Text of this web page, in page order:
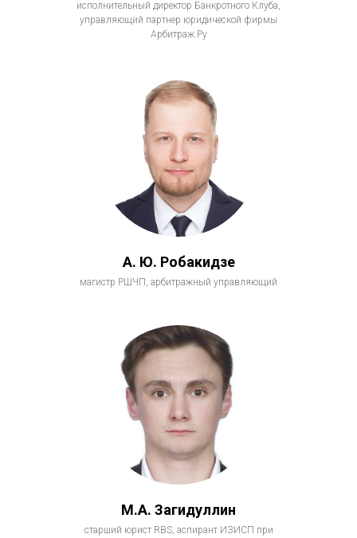
исполнительный директор Банкротного Клуба,
управляющий партнер юридической фирмы
Арбитраж.Ру
А. Ю. Робакидзе
магистр РШЧП, арбитражный управляющий
М.А. Загидуллин
старший юрист RBS, аспирант ИЗИСП при